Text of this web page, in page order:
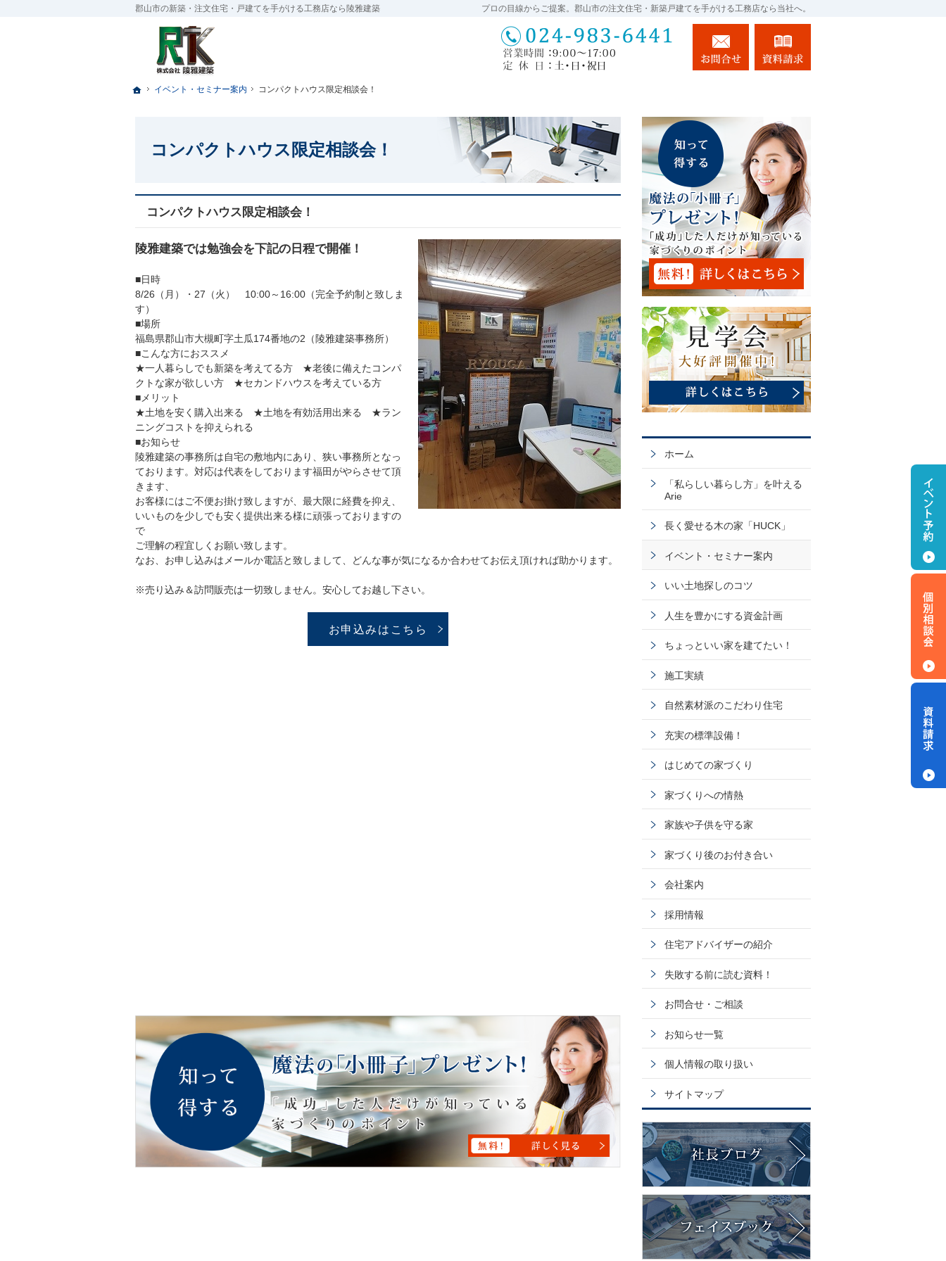
ホーム
イベント・セミナー案内 コンパクトハウス限定相談会！
コンパクトハウス限定相談会！
プロの目線からご提案。郡山市の注文住宅・新築戸建てを手がける工務店なら当社へ。
郡山市の新築・注文住宅・戸建てを手がける工務店なら陵雅建築
コンパクトハウス限定相談会！
陵雅建築では勉強会を下記の日程で開催！
■日時
8/26（月）・27（火） 10:00～16:00（完全予約制と致しま
す）
■場所
福島県郡山市大槻町字土瓜174番地の2（陵雅建築事務所）
■こんな方におススメ
★一人暮らしでも新築を考えてる方 ★老後に備えたコンパ
クトな家が欲しい方 ★セカンドハウスを考えている方
■メリット
★土地を安く購入出来る ★土地を有効活用出来る ★ラン
ニングコストを抑えられる
■お知らせ
陵雅建築の事務所は自宅の敷地内にあり、狭い事務所となっ
ております。対応は代表をしております福田がやらさせて頂
きます、
お客様にはご不便お掛け致しますが、最大限に経費を抑え、
いいものを少しでも安く提供出来る様に頑張っておりますの
で
ご理解の程宜しくお願い致します。
なお、お申し込みはメールか電話と致しまして、どんな事が気になるか合わせてお伝え頂ければ助かります。
※売り込み＆訪問販売は一切致しません。安心してお越し下さい。
お申込みはこちら
ホーム
「私らしい暮らし方」を叶える
Arie
長く愛せる木の家「HUCK」
イベント・セミナー案内
いい土地探しのコツ
人生を豊かにする資金計画
ちょっといい家を建てたい！
施工実績
自然素材派のこだわり住宅
充実の標準設備！
はじめての家づくり
家づくりへの情熱
家族や子供を守る家
家づくり後のお付き合い
会社案内
採用情報
住宅アドバイザーの紹介
失敗する前に読む資料！
お問合せ・ご相談
お知らせ一覧
個人情報の取り扱い
サイトマップ
024-983-6441
営業時間9:00～17:00 定休日：土・日・祝日
ホーム
イベント・セミナー案内 コンパクトハウス限定相談会！